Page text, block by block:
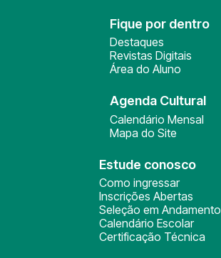
Fique por dentro
Destaques
Revistas Digitais
Área do Aluno
Agenda Cultural
Calendário Mensal
Mapa do Site
Estude conosco
Como ingressar
Inscrições Abertas
Seleção em Andamento
Calendário Escolar
Certificação Técnica